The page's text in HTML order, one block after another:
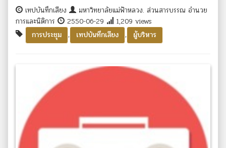
เทปบันทึกเสียง
มหาวิทยาลัยแม่ฟ้าหลวง. ส่วนสารบรรณ อำนวย
การและนิติการ
2550-06-29
1,209 views
การประชุม
, เทปบันทึกเสียง , ผู้บริหาร